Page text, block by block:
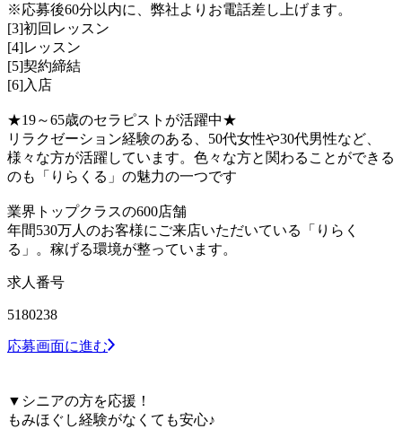
※応募後60分以内に、弊社よりお電話差し上げます。
[3]初回レッスン
[4]レッスン
[5]契約締結
[6]入店
★19～65歳のセラピストが活躍中★
リラクゼーション経験のある、50代女性や30代男性など、
様々な方が活躍しています。色々な方と関わることができる
のも「りらくる」の魅力の一つです
業界トップクラスの600店舗
年間530万人のお客様にご来店いただいている「りらく
る」。稼げる環境が整っています。
求人番号
5180238
応募画面に進む
▼シニアの方を応援！
もみほぐし経験がなくても安心♪